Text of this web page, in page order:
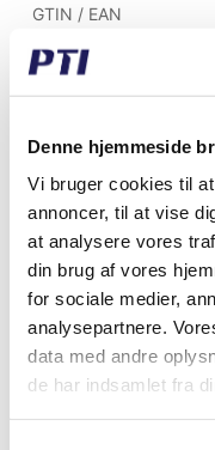
Denne hjemmeside
Vi bruger cookies til
annoncer, til at vise
at analysere vores
din brug af vores
for sociale medier,
analysepartnere.
data med andre
de har indsamlet fra
GTIN / EAN
Indvendig diameter
Købt